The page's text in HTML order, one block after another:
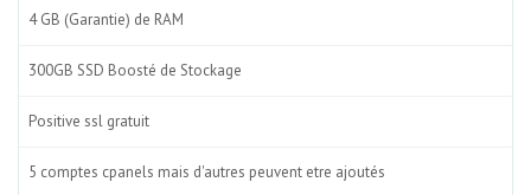
4 GB (Garantie) de RAM
300GB SSD Boosté de Stockage
Positive ssl gratuit
5 comptes cpanels mais d'autres peuvent etre ajoutés